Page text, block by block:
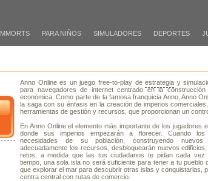
MMORTS PARA NIÑOS SIMULADORES DEPORTES
Anno Online es un juego free-to-play deestrategia y
para navegadores de internet centrado en la
económica. Como parte de la famosa franquicia Anno, Anno
la saga con su énfasis en la creación de imperios
herramientas de gestión y recursos, que proporcionan un
En Anno Online el elemento más importante de los jugadores
donde sus imperios empezarán a florecer. Cuando los
necesidades de su población, construyendo
adecuadamente los recursos, desbloquearán nuevos
retos, a medida que las tus ciudadanos te pidan cada vez
tiempo, una sola isla no será suficiente para tener a tu pueblo
que explorar el mar para descubrir otras islas y conquistarlas,
centra central con rutas de comercio.